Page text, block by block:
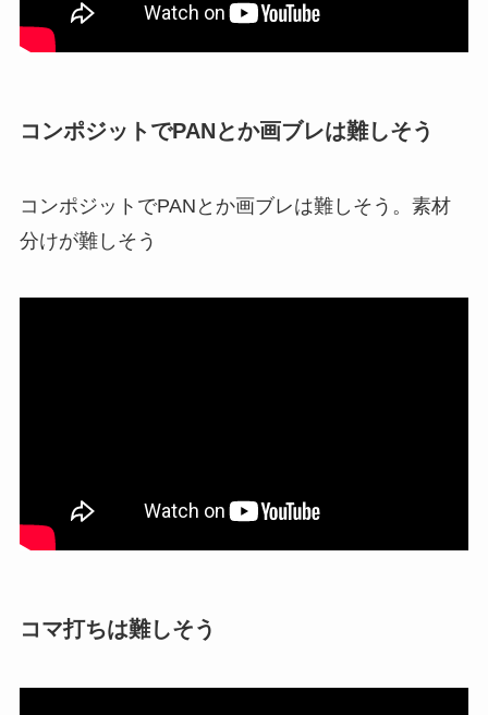
コンポジットでPANとか画ブレは難しそう
コンポジットでPANとか画ブレは難しそう。素材
分けが難しそう
コマ打ちは難しそう